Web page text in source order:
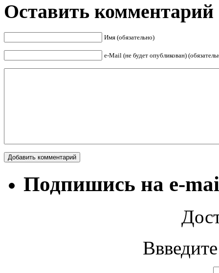
Оставить комментарий
Имя (обязательно)
е-Mail (не будет опубликован)
Подпишись на e-